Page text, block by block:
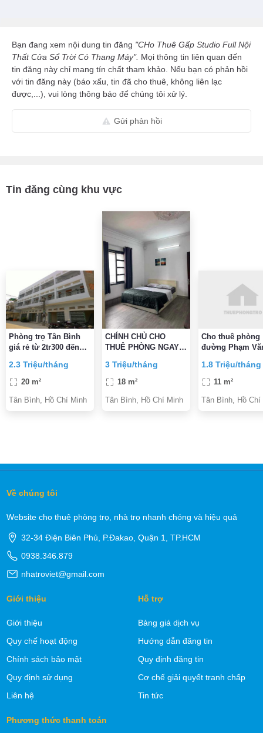
Bạn đang xem nội dung tin đăng "CHo Thuê Gấp Studio Full Nội
Thất Cửa Sổ Trời Có Thang Máy". Mọi thông tin liên quan đến
tin đăng này chỉ mang tín chất tham khảo. Nếu bạn có phản hồi
với tin đăng này (báo xấu, tin đã cho thuê, không liên lạc
được,...), vui lòng thông báo để chúng tôi xử lý.
Gửi phản hồi
Tin đăng cùng khu vực
Phòng trọ Tân Bình
giá rẻ từ 2tr300 đến
2.3 Triệu/tháng
20 m²
Tân Bình, Hồ Chí Minh
CHÍNH CHỦ CHO
THUÊ PHÒNG NGAY
ĐẦY ĐỦ TIỆN
NGHI,VỆ SINH TRONG
3 Triệu/tháng
18 m²
Tân Bình, Hồ Chí Minh
Cho thuê phòng
đường Phạm
Bình gần CMT8
Bình
1.8 Triệu/tháng
11 m²
Tân Bình, Hồ Chí
Về chúng tôi
Website cho thuê phòng trọ, nhà trọ nhanh chóng và hiệu quả
32-34 Điện Biên Phủ, P.Đakao, Quận 1, TP.HCM
0938.346.879
nhatroviet@gmail.com
Giới thiệu
Giới thiệu
Quy chế hoạt động
Chính sách bảo mật
Quy định sử dụng
Liên hệ
Hỗ trợ
Bảng giá dịch vụ
Hướng dẫn đăng tin
Quy định đăng tin
Cơ chế giải quyết tranh chấp
Tin tức
Phương thức thanh toán